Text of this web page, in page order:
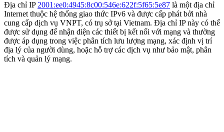
Địa chỉ IP2001:ee0:4945:8c00:546e:622f:5f65:5e87 là một địa chỉ
Internet thuộc hệ thống giao thức IPv6 và được cấp phát bởi nhà
cung cấp dịch vụ VNPT, có trụ sở tại Vietnam. Địa chỉ IP này có thể
được sử dụng để nhận diện các thiết bị kết nối với mạng và thường
được áp dụng trong việc phân tích lưu lượng mạng, xác định vị trí
địa lý của người dùng, hoặc hỗ trợ các dịch vụ như bảo mật, phân
tích và quản lý mạng.